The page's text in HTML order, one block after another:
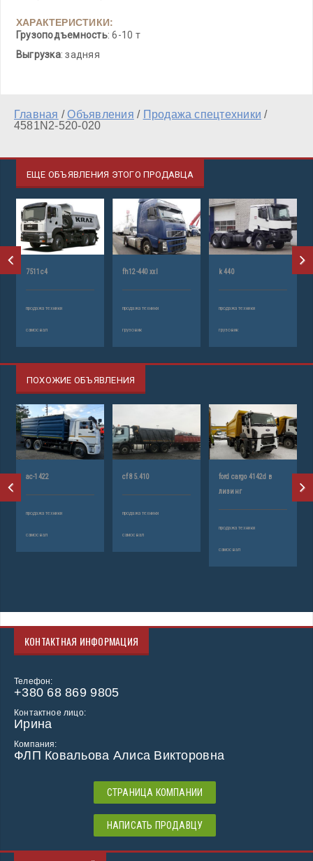
ХАРАКТЕРИСТИКИ:
Грузоподъемность: 6-10 т
Выгрузка: задняя
Главная /Объявления / Продажа спецтехники /
4581N2-520-020
ЕЩЕ ОБЪЯВЛЕНИЯ ЭТОГО ПРОДАВЦА
7511с4
продажа техники
самосвал
fh12-440 xxl
продажа техники
грузовик
k 440
продажа техники
грузовик
ПОХОЖИЕ ОБЪЯВЛЕНИЯ
ас-1422
продажа техники
самосвал
cf 85.410
продажа техники
самосвал
ford cargo 4142d в
лизинг
продажа техники
самосвал
КОНТАКТНАЯ ИНФОРМАЦИЯ
Телефон:
+380 68 869 9805
Контактное лицо:
Ирина
Компания:
ФЛП Ковальова Алиса Викторовна
СТРАНИЦА КОМПАНИИ
НАПИСАТЬ ПРОДАВЦУ